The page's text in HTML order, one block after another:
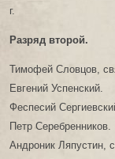
г.
Разряд второй.
Тимофей Словцов,
Евгений Успенский.
Феспесий
Петр Серебренников.
Андроник Ляпустин,